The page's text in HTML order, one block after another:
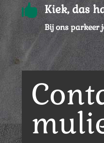
 Kiek, das
Bij ons parkeer